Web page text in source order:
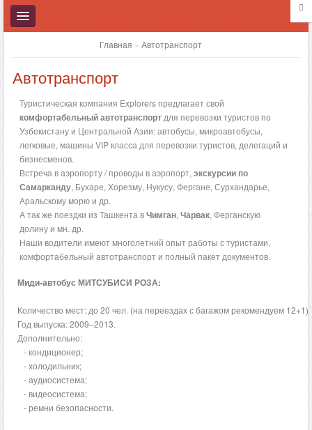
Главная » Автотранспорт
Автотранспорт
Туристическая компания Explorers предлагает свой
комфортабельный автотранспорт для перевозки туристов по
Узбекистану и Центральной Азии: автобусы, микроавтобусы,
легковые, машины VIP класса для перевозки туристов, делегаций и
бизнесменов.
Встреча в аэропорту / проводы в аэропорт, экскурсии по
Самарканду, Бухаре, Хорезму, Нукусу, Фергане, Сурхандарье,
Аральскому морю и др.
А так же поездки из Ташкента вЧимган, Чарвак, Ферганскую
долину и мн. др.
Наши водители имеют многолетний опыт работы с туристами,
комфортабельный автотранспорт и полный пакет документов.
Миди-автобус МИТСУБИСИ РОЗА:
Количество мест: до 20 чел. (на переездах с багажом рекомендуем 12+1).
Год выпуска: 2009–2013.
Дополнительно:
- кондиционер;
- холодильник;
- аудиосистема;
- видеосистема;
- ремни безопасности.